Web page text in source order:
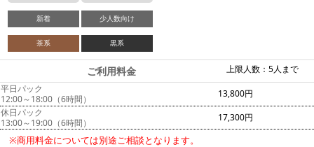
新着 少人数向け
茶系 黒系
上限人数：5人まで
ご利用料金
平日パック
12:00～18:00（6時間）
13,800円
休日パック
13:00～19:00（6時間）
17,300円
※商用料金については別途ご相談となります。